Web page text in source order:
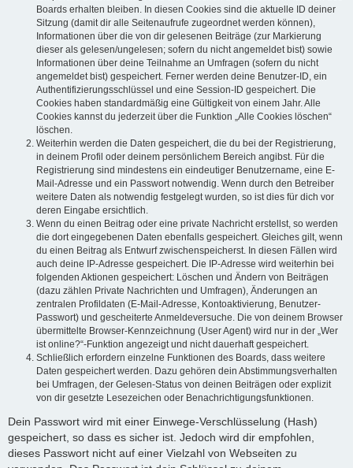
Boards erhalten bleiben. In diesen Cookies sind die aktuelle ID deiner
Sitzung (damit dir alle Seitenaufrufe zugeordnet werden können),
Informationen über die von dir gelesenen Beiträge (zur Markierung
dieser als gelesen/ungelesen; sofern du nicht angemeldet bist) sowie
Informationen über deine Teilnahme an Umfragen (sofern du nicht
angemeldet bist) gespeichert. Ferner werden deine Benutzer-ID, ein
Authentifizierungsschlüssel und eine Session-ID gespeichert. Die
Cookies haben standardmäßig eine Gültigkeit von einem Jahr. Alle
Cookies kannst du jederzeit über die Funktion „Alle Cookies löschen“
löschen.
Weiterhin werden die Daten gespeichert, die du bei der Registrierung,
in deinem Profil oder deinem persönlichem Bereich angibst. Für die
Registrierung sind mindestens ein eindeutiger Benutzername, eine E-
Mail-Adresse und ein Passwort notwendig. Wenn durch den Betreiber
weitere Daten als notwendig festgelegt wurden, so ist dies für dich vor
deren Eingabe ersichtlich.
Wenn du einen Beitrag oder eine private Nachricht erstellst, so werden
die dort eingegebenen Daten ebenfalls gespeichert. Gleiches gilt, wenn
du einen Beitrag als Entwurf zwischenspeicherst. In diesen Fällen wird
auch deine IP-Adresse gespeichert. Die IP-Adresse wird weiterhin bei
folgenden Aktionen gespeichert: Löschen und Ändern von Beiträgen
(dazu zählen Private Nachrichten und Umfragen), Änderungen an
zentralen Profildaten (E-Mail-Adresse, Kontoaktivierung, Benutzer-
Passwort) und gescheiterte Anmeldeversuche. Die von deinem Browser
übermittelte Browser-Kennzeichnung (User Agent) wird nur in der „Wer
ist online?“-Funktion angezeigt und nicht dauerhaft gespeichert.
Schließlich erfordern einzelne Funktionen des Boards, dass weitere
Daten gespeichert werden. Dazu gehören dein Abstimmungsverhalten
bei Umfragen, der Gelesen-Status von deinen Beiträgen oder explizit
von dir gesetzte Lesezeichen oder Benachrichtigungsfunktionen.
Dein Passwort wird mit einer Einwege-Verschlüsselung (Hash)
gespeichert, so dass es sicher ist. Jedoch wird dir empfohlen,
dieses Passwort nicht auf einer Vielzahl von Webseiten zu